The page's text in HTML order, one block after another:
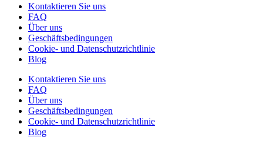
Kontaktieren Sie uns
FAQ
Über uns
Geschäftsbedingungen
Cookie- und Datenschutzrichtlinie
Blog
Kontaktieren Sie uns
FAQ
Über uns
Geschäftsbedingungen
Cookie- und Datenschutzrichtlinie
Blog